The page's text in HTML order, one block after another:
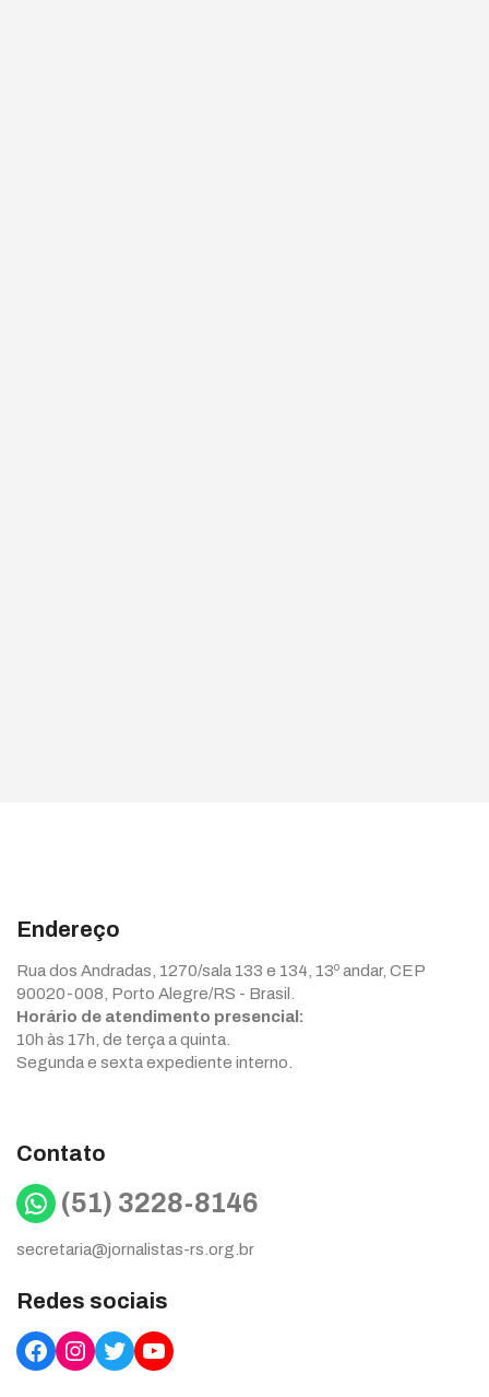
Endereço
Rua dos Andradas, 1270/sala 133 e 134, 13º andar, CEP
90020-008, Porto Alegre/RS - Brasil.
Horário de atendimento presencial:
10h às 17h, de terça a quinta.
Segunda e sexta expediente interno.
Contato
WhatsApp
(51) 3228-8146
secretaria@jornalistas-rs.org.br
Redes sociais
Facebook
Instagram
TwitterYouTube